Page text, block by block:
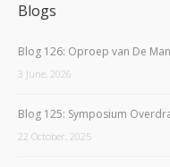
Blogs
Blog 126: Oproep van De
3 June, 2026
Blog 125: Symposium
22 October, 2025